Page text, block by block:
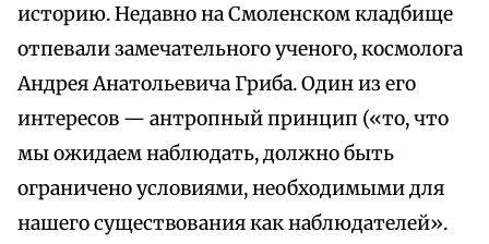
историю. Недавно на Смоленском кладбище
отпевали замечательного ученого, космолога
Андрея Анатольевича Гриба. Один из его
интересов — антропный принцип («то, что
мы ожидаем наблюдать, должно быть
ограничено условиями, необходимыми для
нашего существования как наблюдателей».